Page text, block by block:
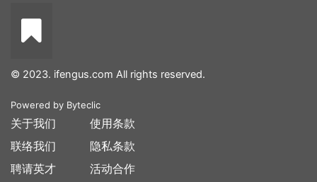
© 2023. ifengus.com All rights reserved.
Powered by Byteclic
关于我们
联络我们
聘请英才
使用条款
隐私条款
活动合作